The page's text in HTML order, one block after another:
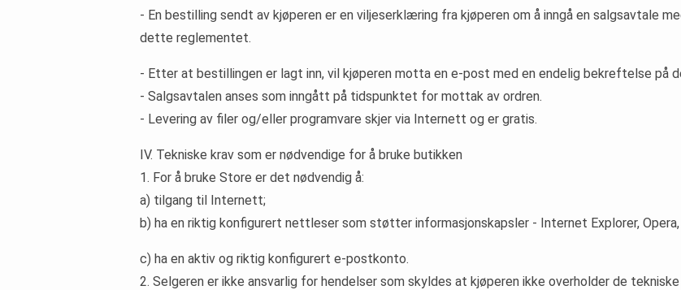
- En bestilling sendt av kjøperen er en viljeserklæring fra kjøperen om å inngå en salgsavtale
dette reglementet.
- Etter at bestillingen er lagt inn, vil kjøperen motta en e-post med en endelig bekreftelse på
- Salgsavtalen anses som inngått på tidspunktet for mottak av ordren.
- Levering av filer og/eller programvare skjer via Internett og er gratis.
IV. Tekniske krav som er nødvendige for å bruke butikken
1. For å bruke Store er det nødvendig å:
a) tilgang til Internett;
b) ha en riktig konfigurert nettleser som støtter informasjonskapsler - Internet Explorer,
c) ha en aktiv og riktig konfigurert e-postkonto.
2. Selgeren er ikke ansvarlig for hendelser som skyldes at kjøperen ikke overholder de